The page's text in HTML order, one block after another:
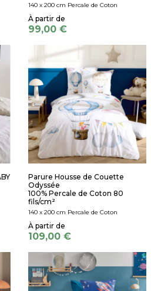
140 x 200 cm Percale de Coton
99,00 €
Parure Housse de Couette
Odyssée
100% Percale de Coton 80
fils/cm²
140 x 200 cm Percale de Coton
109,00 €